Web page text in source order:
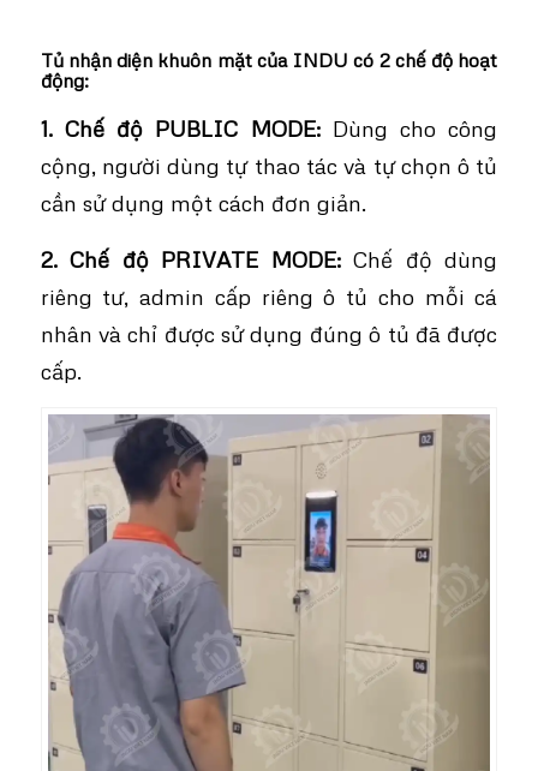
Tủ nhận diện khuôn mặt của INDU có 2 chế độ hoạt
động:
1. Chế độ PUBLIC MODE: Dùng cho công
cộng, người dùng tự thao tác và tự chọn ô tủ
cần sử dụng một cách đơn giản.
2. Chế độ PRIVATE MODE:Chế độ dùng
riêng tư, admin cấp riêng ô tủ cho mỗi cá
nhân và chỉ được sử dụng đúng ô tủ đã được
cấp.